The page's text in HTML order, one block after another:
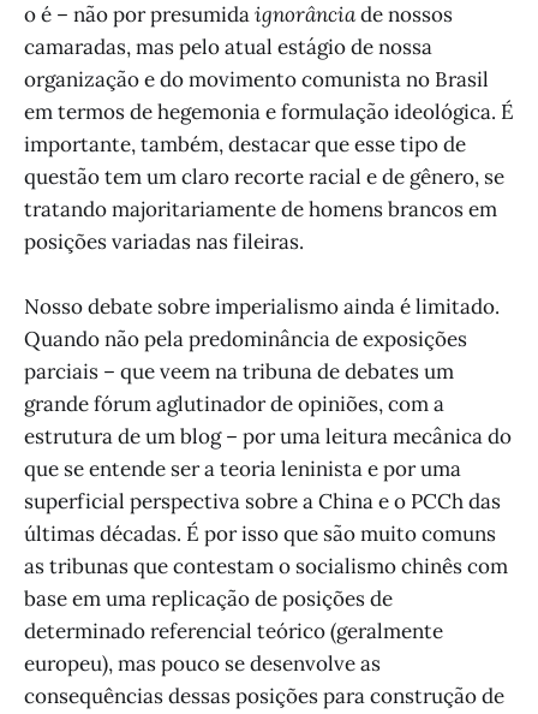
o é – não por presumidaignorânciade nossos
camaradas, mas pelo atual estágio de nossa
organização e do movimento comunista no Brasil
em termos de hegemonia e formulação ideológica. É
importante, também, destacar que esse tipo de
questão tem um claro recorte racial e de gênero, se
tratando majoritariamente de homens brancos em
posições variadas nas fileiras.
Nosso debate sobre imperialismo ainda é limitado.
Quando não pela predominância de exposições
parciais – que veem na tribuna de debates um
grande fórum aglutinador de opiniões, com a
estrutura de um blog – por uma leitura mecânica do
que se entende ser a teoria leninista e por uma
superficial perspectiva sobre a China e o PCCh das
últimas décadas. É por isso que são muito comuns
as tribunas que contestam o socialismo chinês com
base em uma replicação de posições de
determinado referencial teórico (geralmente
europeu), mas pouco se desenvolve as
consequências dessas posições para construção de